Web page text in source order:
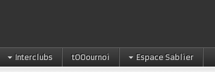
Interclubs tOOournoi Espace Sablier